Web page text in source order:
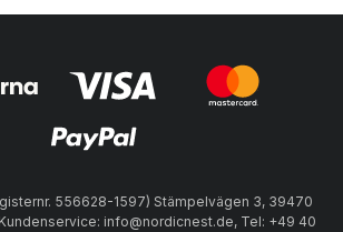
556628-1597) Stämpelvägen 3, 39470
info@nordicnest.de, Tel: +49 40